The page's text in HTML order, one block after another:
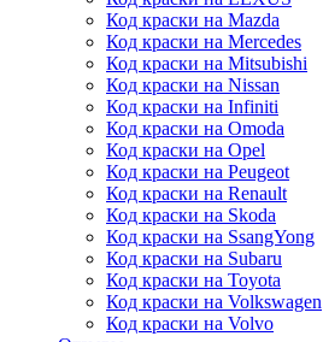
Код краски на Mazda
Код краски на Mercedes
Код краски на Mitsubishi
Код краски на Nissan
Код краски на Infiniti
Код краски на Omoda
Код краски на Opel
Код краски на Peugeot
Код краски на Renault
Код краски на Skoda
Код краски на SsangYong
Код краски на Subaru
Код краски на Toyota
Код краски на Volkswagen
Код краски на Volvo